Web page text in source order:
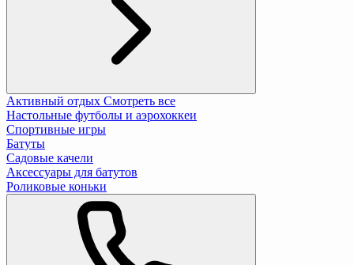
Активный отдых Смотреть все
Настольные футболы и аэрохоккеи
Спортивные игры
Батуты
Садовые качели
Аксессуары для батутов
Роликовые коньки